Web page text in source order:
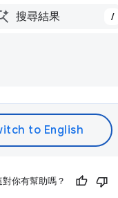
/
對你有幫助嗎？